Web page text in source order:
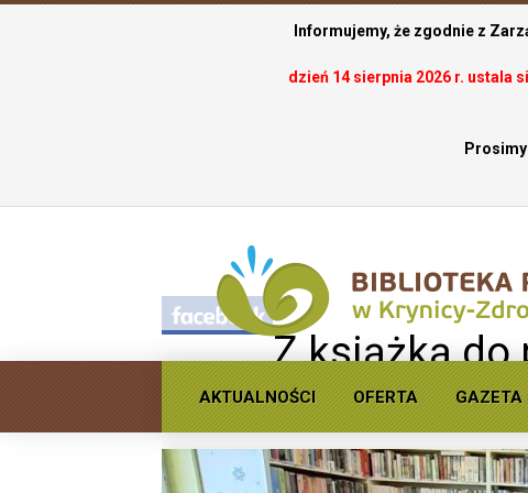
Informujemy, że zgodnie z
dzień 14 sierpnia 2026 r. ustala
AKTUALNOŚCI OFERTA GAZETA
Z książką do
jesieni